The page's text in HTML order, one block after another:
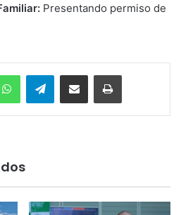
Presentando permiso de
WhatsAppTelegramEnviar vía email Imprimir